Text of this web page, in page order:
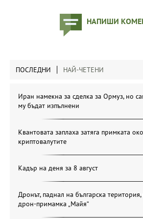
НАПИШИ
ПОСЛЕДНИ НАЙ-ЧЕТЕНИ
Иран намекна за сделка за Ормуз, но
му бъдат изпълнени
Квантовата заплаха затяга примката
криптовалутите
Кадър на деня за 8 август
Дронът, паднал на българска
дрон-примамка „Майя“